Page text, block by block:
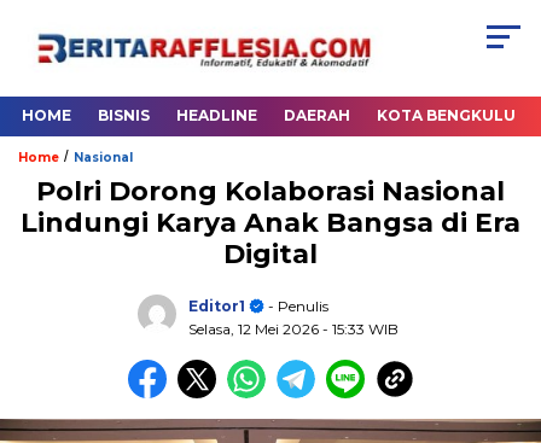
HOME BISNIS HEADLINE DAERAH KOTA BENGKULU
Home / Nasional
Polri Dorong Kolaborasi Nasional
Lindungi Karya Anak Bangsa di Era
Digital
Editor1
- Penulis
Selasa, 12 Mei 2026 - 15:33 WIB